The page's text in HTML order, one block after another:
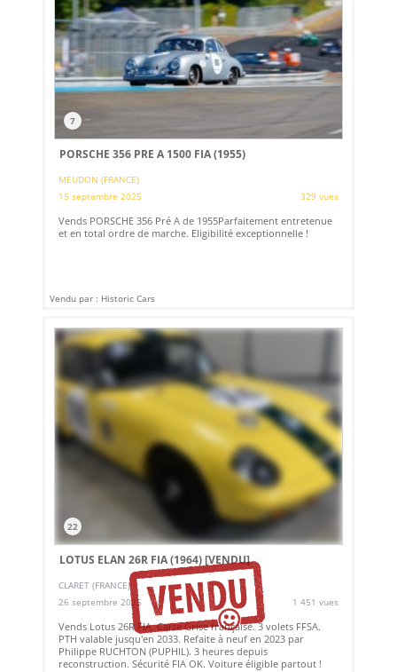
7
PORSCHE 356 PRE A 1500 FIA (1955)
MEUDON (FRANCE)
15 septembre 2025
329 vues
Vends PORSCHE 356 Pré A de 1955Parfaitement entretenue
et en total ordre de marche. Eligibilité exceptionnelle !
Vendu par : Historic Cars
22
LOTUS ELAN 26R FIA (1964)[VENDU]
CLARET (FRANCE)
26 septembre 2025
1 451 vues
Vends Lotus 26R FIA. Carte Grise française. 3 volets FFSA.
PTH valable jusqu'en 2033. Refaite à neuf en 2023 par
Philippe RUCHTON (PUPHIL). 3 heures depuis
reconstruction. Sécurité FIA OK. Voiture éligible partout !